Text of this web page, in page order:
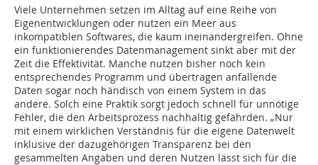
Viele Unternehmen setzen im Alltag auf eine Reihe von
Eigenentwicklungen oder nutzen ein Meer aus
inkompatiblen Softwares, die kaum ineinandergreifen. Ohne
ein funktionierendes Datenmanagement sinkt aber mit der
Zeit die Effektivität. Manche nutzen bisher noch kein
entsprechendes Programm und übertragen anfallende
Daten sogar noch händisch von einem System in das
andere. Solch eine Praktik sorgt jedoch schnell für unnötige
Fehler, die den Arbeitsprozess nachhaltig gefährden. „Nur
mit einem wirklichen Verständnis für die eigene Datenwelt
inklusive der dazugehörigen Transparenz bei den
gesammelten Angaben und deren Nutzen lässt sich für die